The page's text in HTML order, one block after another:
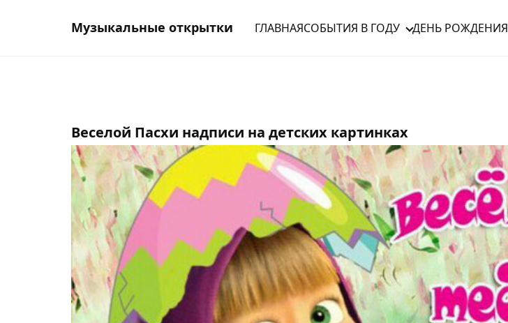
Музыкальные открытки ГЛАВНАЯСОБЫТИЯ В ГОДУ ДЕНЬ РОЖДЕНИЯ
Веселой Пасхи надписи на детских картинках